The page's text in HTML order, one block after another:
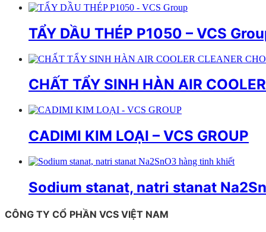
TẨY DẦU THÉP P1050 – VCS
CHẤT TẨY SINH HÀN AIR
CADIMI KIM LOẠI – VCS GROUP
Sodium stanat, natri stanat
CÔNG TY CỔ PHẦN VCS VIỆT NAM